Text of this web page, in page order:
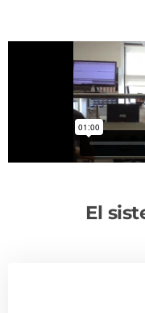
El